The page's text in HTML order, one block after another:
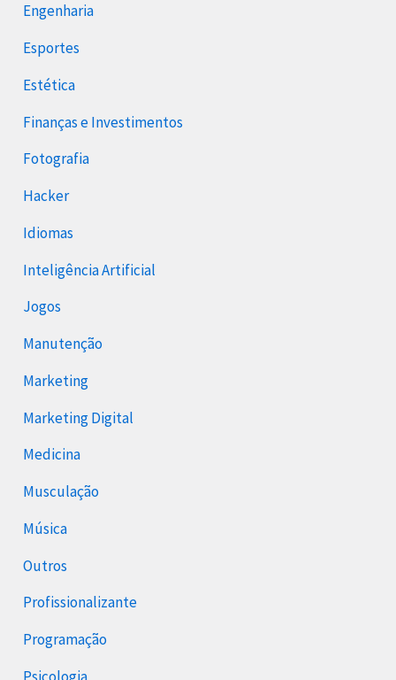
Engenharia
Esportes
Estética
Finanças e Investimentos
Fotografia
Hacker
Idiomas
Inteligência Artificial
Jogos
Manutenção
Marketing
Marketing Digital
Medicina
Musculação
Música
Outros
Profissionalizante
Programação